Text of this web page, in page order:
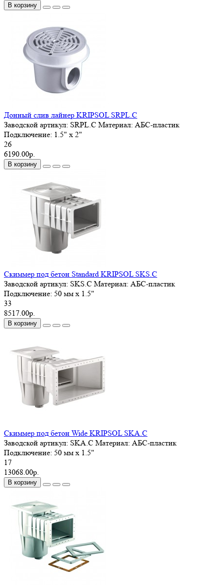
В корзину
Донный слив лайнер KRIPSOL SRPL.C
Заводской артикул: SRPL.C Материал: АБС-пластик
Подключение: 1.5" x 2"
26
6190.00р.
В корзину
Скиммер под бетон Standard KRIPSOL SKS.C
Заводской артикул: SKS.C Материал: АБС-пластик
Подключение: 50 мм x 1.5"
33
8517.00р.
В корзину
Скиммер под бетон Wide KRIPSOL SKA.C
Заводской артикул: SKA.C Материал: АБС-пластик
Подключение: 50 мм x 1.5"
17
13068.00р.
В корзину